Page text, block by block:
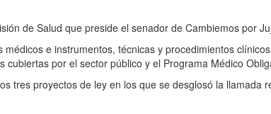
de Salud que preside el senador de Cambiemos por
e instrumentos, técnicas y procedimientos
por el sector público y el Programa Médico
tres proyectos de ley en los que se desglosó la